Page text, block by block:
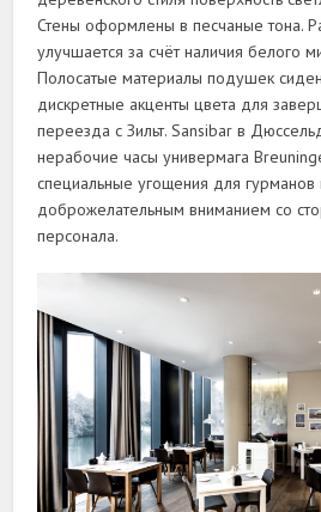
Стены оформлены в песчаные тона.
улучшается за счёт наличия белого
Полосатые материалы подушек
дискретные акценты цвета для
переезда с Зильт. Sansibar в
нерабочие часы универмага
специальные угощения для гурманов
доброжелательным вниманием со
персонала.